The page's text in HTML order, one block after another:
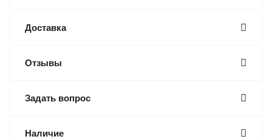
Доставка
Отзывы
Задать вопрос
Наличие